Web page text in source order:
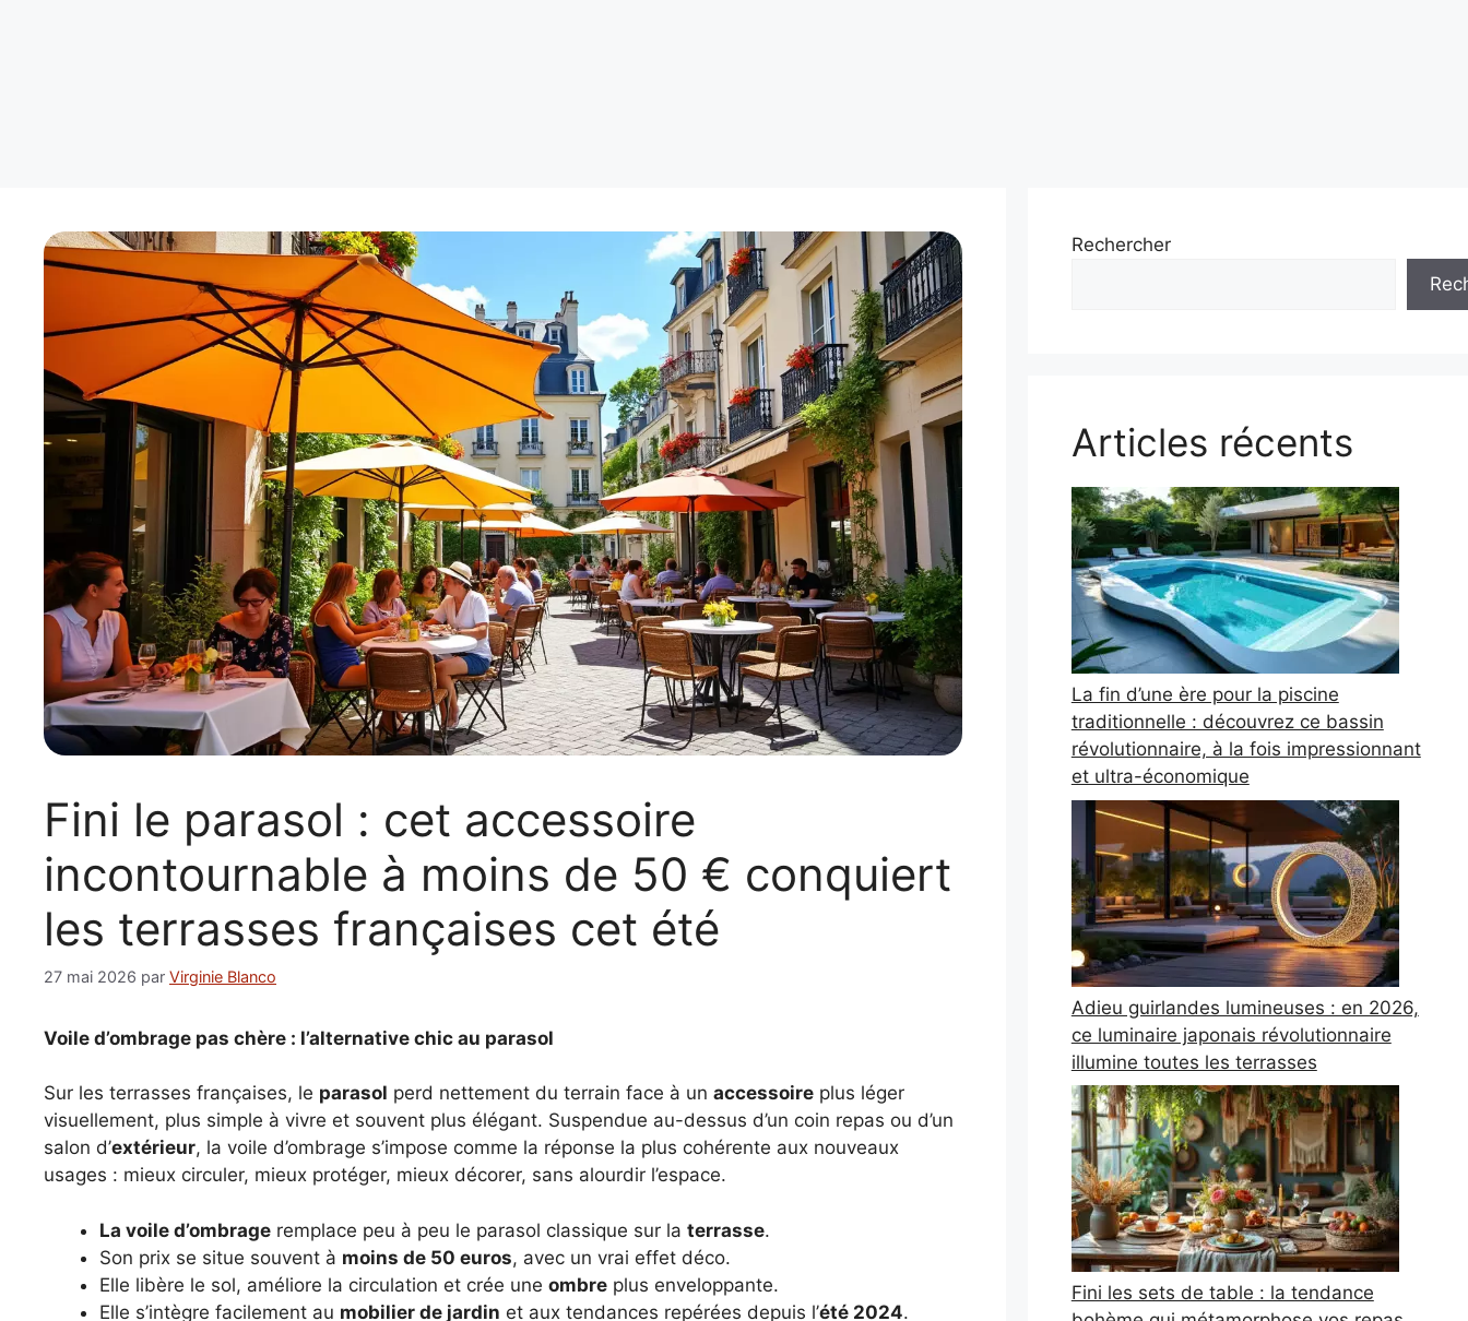
Fini le parasol : cet accessoire
incontournable à moins de 50 € conquiert
les terrasses françaises cet été
27 mai 2026 par Virginie Blanco
Voile d’ombrage pas chère : l’alternative chic au parasol
Sur les terrasses françaises, le parasol perd nettement du terrain face à un accessoire plus léger
visuellement, plus simple à vivre et souvent plus élégant. Suspendue au-dessus d’un coin repas ou d’un
salon d’extérieur, la voile d’ombrage s’impose comme la réponse la plus cohérente aux nouveaux
usages : mieux circuler, mieux protéger, mieux décorer, sans alourdir l’espace.
La voile d’ombrage remplace peu à peu le parasol classique sur la terrasse.
Son prix se situe souvent à moins de 50 euros, avec un vrai effet déco.
Elle libère le sol, améliore la circulation et crée une ombre plus enveloppante.
Elle s’intègre facilement au mobilier de jardin et aux tendances repérées depuis l’été 2024.
Rechercher
Articles récents
La fin d’une ère pour la piscine
traditionnelle : découvrez ce bassin
révolutionnaire, à la fois impressionnant
et ultra-économique
Adieu guirlandes lumineuses : en 2026,
ce luminaire japonais révolutionnaire
illumine toutes les terrasses
Fini les sets de table : la tendance